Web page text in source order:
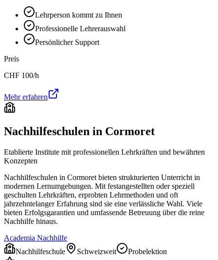
Lehrperson kommt zu Ihnen
Professionelle Lehrerauswahl
Persönlicher Support
Preis
CHF 100/h
Mehr erfahren
Nachhilfeschulen in Cormoret
Etablierte Institute mit professionellen Lehrkräften und bewährten
Konzepten
Nachhilfeschulen in Cormoret bieten strukturierten Unterricht in
modernen Lernumgebungen. Mit festangestellten oder speziell
geschulten Lehrkräften, erprobten Lehrmethoden und oft
jahrzehntelanger Erfahrung sind sie eine verlässliche Wahl. Viele
bieten Erfolgsgarantien und umfassende Betreuung über die reine
Nachhilfe hinaus.
Academia Nachhilfe
Nachhilfeschule
Schweizweit
Probelektion